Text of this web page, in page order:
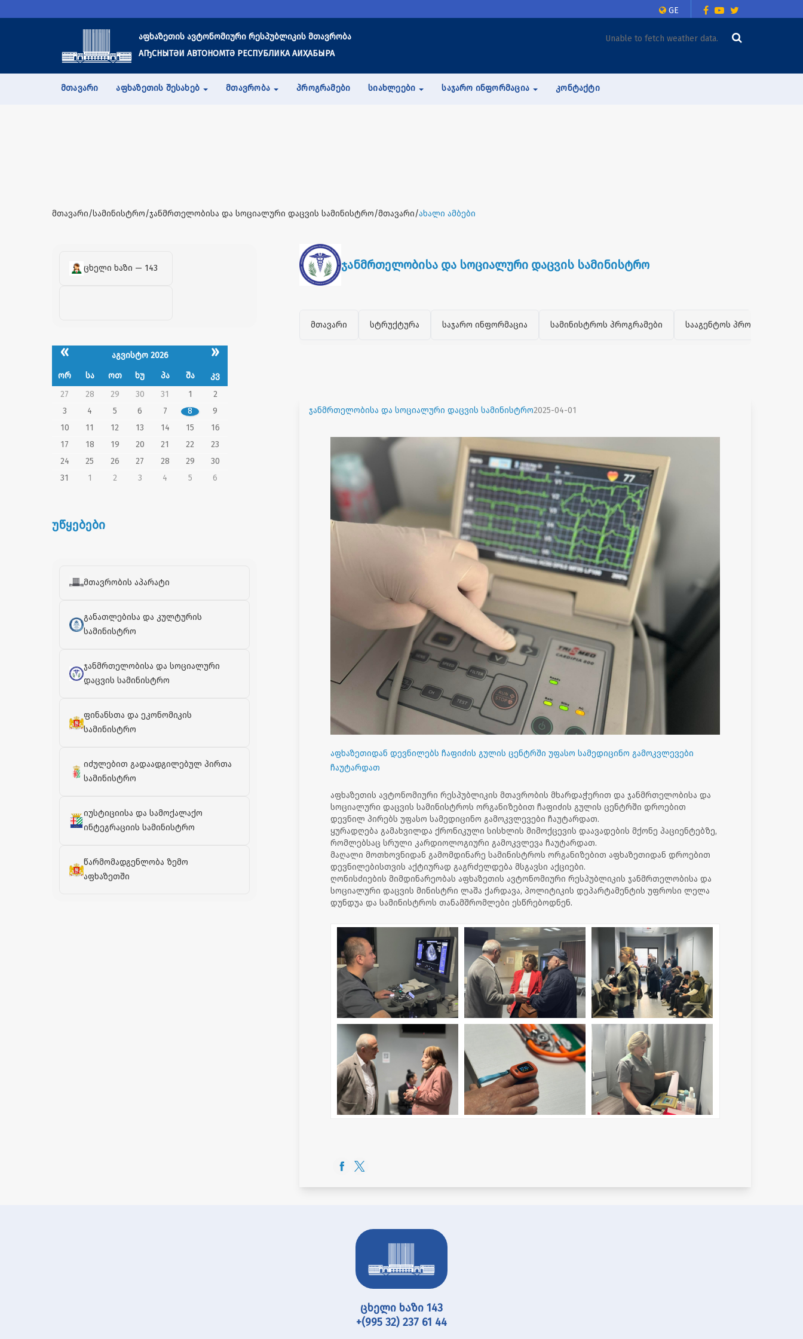
GE
აფხაზეთის ავტონომიური რესპუბლიკის მთავრობა
АҦСНЫТӘИ АВТОНОМТӘ РЕСПУБЛИКА АИҲАБЫРА
Unable to fetch weather data.
ᲛᲗᲐᲕᲐᲠᲘ ᲐᲤᲮᲐᲖᲔᲗᲘᲡ ᲨᲔᲡᲐᲮᲔᲑ ᲛᲗᲐᲕᲠᲝᲑᲐ ᲞᲠᲝᲒᲠᲐᲛᲔᲑᲘ ᲡᲘᲐᲮᲚᲔᲔᲑᲘ ᲡᲐᲯᲐᲠᲝ ᲘᲜᲤᲝᲠᲛᲐᲪᲘᲐ ᲙᲝᲜᲢᲐᲥᲢᲘ
მთავარი/სამინისტრო/ჯანმრთელობისა და სოციალური დაცვის სამინისტრო/მთავარი/ახალი ამბები
ცხელი ხაზი — 143
« აგვისტო 2026 »
ორ სა ოთ ხუ პა შა
კვ
27
28 29 30 31 1
2
3
4 5 6 7 8
9
10
11 12 13 14 15
16
17
18 19 20 21 22
23
24
25 26 27 28 29
30
31
1 2 3 4 5 6
უწყებები
მთავრობის აპარატი
განათლებისა და კულტურის
სამინისტრო
ჯანმრთელობისა და სოციალური
დაცვის სამინისტრო
ფინანსთა და ეკონომიკის
სამინისტრო
იძულებით გადაადგილებულ პირთა
სამინისტრო
იუსტიციისა და სამოქალაქო
ინტეგრაციის სამინისტრო
წარმომადგენლობა ზემო
აფხაზეთში
ჯანმრთელობისა და სოციალური დაცვის სამინისტრო
მთავარი სტრუქტურა საჯარო ინფორმაცია სამინისტროს პროგრამები სააგენტოს პროგრამები
ჯანმრთელობისა და სოციალური დაცვის სამინისტრო2025-04-01
აფხაზეთიდან დევნილებს ჩაფიძის გულის ცენტრში უფასო სამედიცინო გამოკვლევები
ჩაუტარდათ
აფხაზეთის ავტონომიური რესპუბლიკის მთავრობის მხარდაჭერით და ჯანმრთელობისა და
სოციალური დაცვის სამინისტროს ორგანიზებით ჩაფიძის გულის ცენტრში დროებით
დევნილ პირებს უფასო სამედიცინო გამოკვლევები ჩაუტარდათ.
ყურადღება გამახვილდა ქრონიკული სისხლის მიმოქცევის დაავადების მქონე პაციენტებზე,
რომლებსაც სრული კარდიოლოგიური გამოკვლევა ჩაუტარდათ.
მაღალი მოთხოვნიდან გამომდინარე სამინისტროს ორგანიზებით აფხაზეთიდან დროებით
დევნილებისთვის აქტიურად გაგრძელდება მსგავსი აქციები.
ღონისძიების მიმდინარეობას აფხაზეთის ავტონომიური რესპუბლიკის ჯანმრთელობისა და
სოციალური დაცვის მინისტრი ლაშა ქარდავა, პოლიტიკის დეპარტამენტის უფროსი ლელა
დუნდუა და სამინისტროს თანამშრომლები ესწრებოდნენ.
ცხელი ხაზი 143
+(995 32) 237 61 44